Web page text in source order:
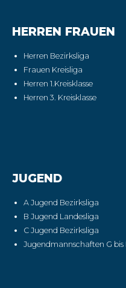
HERREN FRAUEN
Herren Bezirksliga
Frauen Kreisliga
Herren 1.Kreisklasse
Herren 3. Kreisklasse
JUGEND
A Jugend Bezirksliga
B Jugend Landesliga
C Jugend Bezirksliga
Jugendmannschaften G bis